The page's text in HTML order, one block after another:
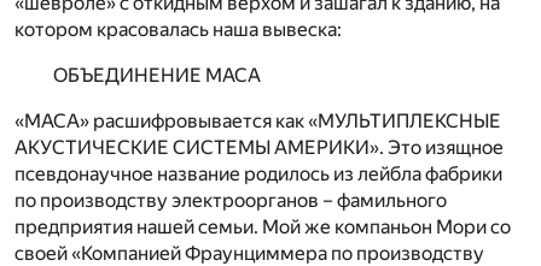
котором красовалась наша вывеска:
ОБЪЕДИНЕНИЕ МАСА
«МАСА» расшифровывается как «МУЛЬТИПЛЕКСНЫЕ
АКУСТИЧЕСКИЕ СИСТЕМЫ АМЕРИКИ». Это изящное
псевдонаучное название родилось из лейбла фабрики
по производству электроорганов – фамильного
предприятия нашей семьи. Мой же компаньон Мори со
своей «Компанией Фраунциммера по производству